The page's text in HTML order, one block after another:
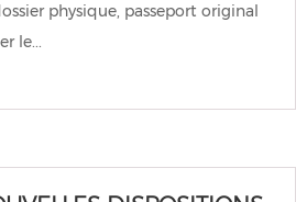
physique, passeport original
le...